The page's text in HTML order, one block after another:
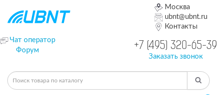
Москва
ubnt@ubnt.ru
Контакты
Чат оператор
Форум
+7 (495) 320-65-39
Заказать звонок